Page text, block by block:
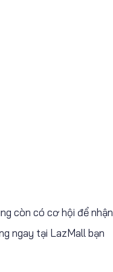
còn có cơ hội để nhận
ngay tại LazMall bạn